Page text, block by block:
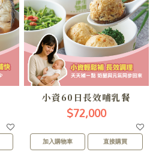
小資60日長效哺乳餐
$72,000
加入購物車 直接購買